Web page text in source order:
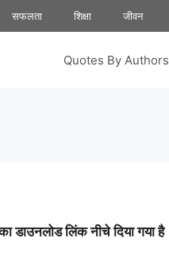
सफलता शिक्षा जीवन
Quotes By Authors
डाउनलोड लिंक नीचे दिया गया है